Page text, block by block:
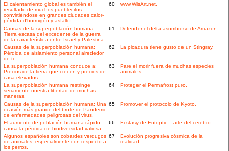
El calentamiento global es también el
resultado de muchos pueblecitos
convirtiéndose en grandes ciudades calor-
pérdida d'hormigón y asfalto.
60 www.WisArt.net.
Causas de la superpoblación humana:
Tierra escasa del excedente de la guerra
de la característica entre Israel y Palestina.
61 Defender el delta asombroso de Amazon.
Causas de la superpoblación humana:
Pérdida de aislamiento personal alrededor
de ti.
62 La picadura tiene gusto de un Stingray.
La superpoblación humana conduce a:
Precios de la tierra que crecen y precios de
casa elevados.
63
Pare el morir fuera de muchas especies
animales.
La superpoblación humana restringe
seriamente nuestra libertad de muchas
maneras.
64 Proteger el Permafrost puro.
Causas de la superpoblación humana: Una
ocasión más grande del brote de Pandemic
de enfermedades peligrosas del virus.
65 Promover el protocolo de Kyoto.
El aumento de población humana rápido
causa la pérdida de biodiversidad valiosa.
66 Ecstasy de Entoptic = arte del cerebro.
Algunos españoles son cobardes verdugos
de animales, especialmente con respecto a
los perros.
67
Evolución progresiva cósmica de la
realidad.